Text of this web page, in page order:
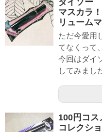
マスカラ
リューム
ただ今愛用
てなくって
今回はダイ
してみまし
100円コ
コレクシ